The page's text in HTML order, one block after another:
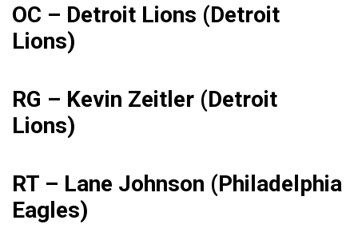
OC – Detroit Lions (Detroit
Lions)
RG – Kevin Zeitler (Detroit
Lions)
RT – Lane Johnson (Philadelphia
Eagles)